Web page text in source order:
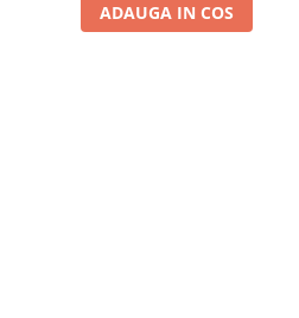
ADAUGA IN COS